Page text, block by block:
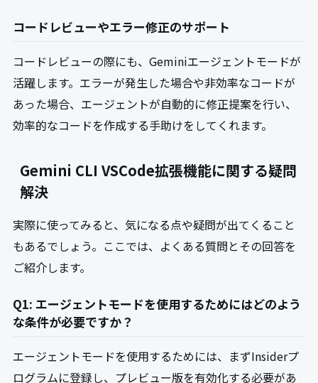
コードレビューやエラー修正のサポート
コードレビューの際にも、Geminiエージェントモードが
活躍します。エラーが発生した場合や非効率なコードが
あった場合、エージェントが自動的に修正提案を行い、
効率的なコードを作成する手助けをしてくれます。
Gemini CLI VSCode拡張機能に関する疑問
解決
実際に使ってみると、気になる点や疑問が出てくること
もあるでしょう。ここでは、よくある質問とその回答を
ご紹介します。
Q1: エージェントモードを使用するためにはどのよう
な条件が必要ですか？
エージェントモードを使用するためには、まずInsiderプ
ログラムに登録し、プレビュー版を有効化する必要があ